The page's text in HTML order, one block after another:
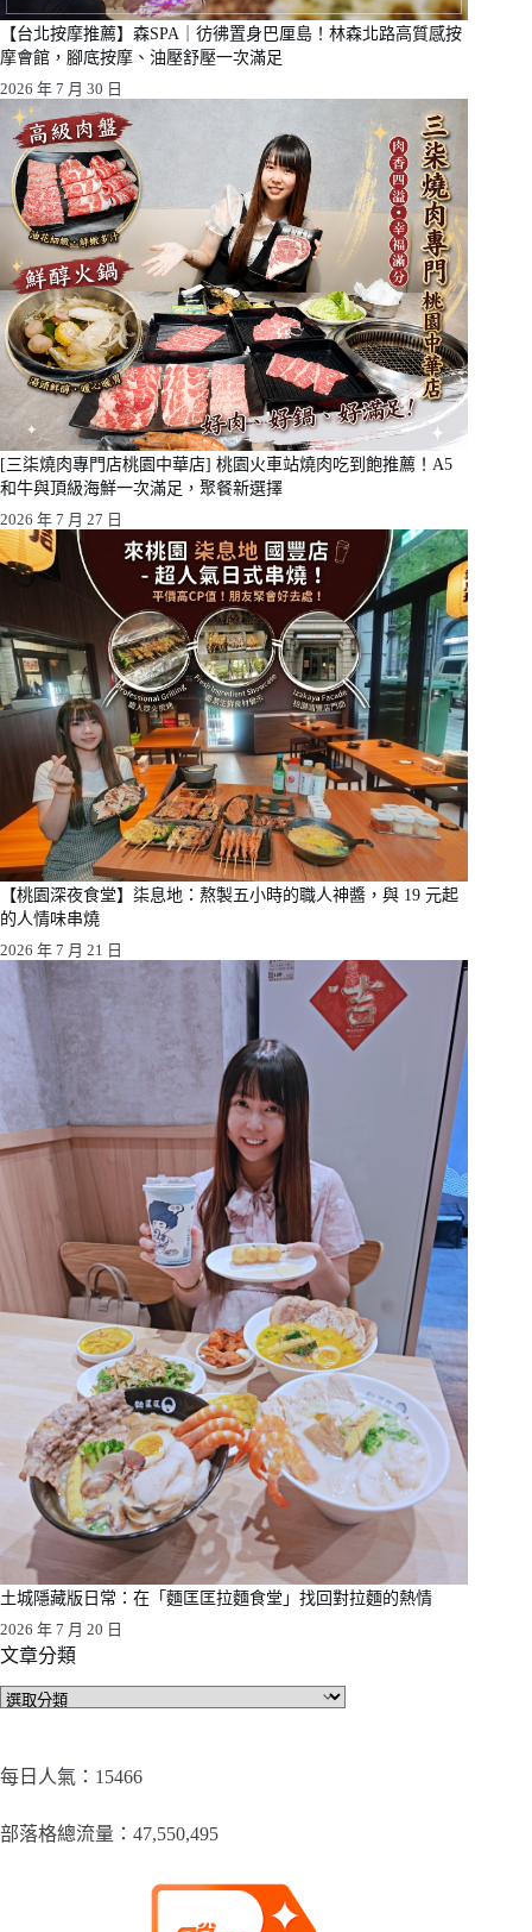
【台北按摩推薦】森SPA｜彷彿置身巴厘島！林森北路高質感按
摩會館，腳底按摩、油壓舒壓一次滿足
2026 年 7 月 30 日
[三柒燒肉專門店桃園中華店] 桃園火車站燒肉吃到飽推薦！A5
和牛與頂級海鮮一次滿足，聚餐新選擇
2026 年 7 月 27 日
【桃園深夜食堂】柒息地：熬製五小時的職人神醬，與 19 元起
的人情味串燒
2026 年 7 月 21 日
土城隱藏版日常：在「麵匡匡拉麵食堂」找回對拉麵的熱情
2026 年 7 月 20 日
文章分類
文
類
每日人氣：15466
部落格總流量：​47,550,495